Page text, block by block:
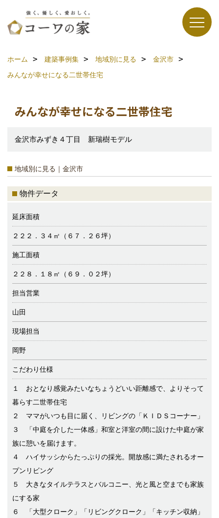
ホーム 建築事例集 地域別に見る
金沢市
みんなが幸せになる二世帯住宅
みんなが幸せになる二世帯住宅
金沢市みずき４丁目 新瑞樹モデル
地域別に見る｜金沢市
物件データ
延床面積
２２２．３４㎡（６７．２６坪）
施工面積
２２８．１８㎡（６９．０２坪）
担当営業
山田
現場担当
岡野
こだわり仕様
１ おとなり感覚みたいなちょうどいい距離感で、よりそって
暮らす二世帯住宅
２ ママがいつも目に届く、リビングの「ＫＩＤＳコーナー」
３ 「中庭を介した一体感」和室と洋室の間に設けた中庭が家
族に憩いを届けます。
４ ハイサッシからたっぷりの採光。開放感に満たされるオー
プンリビング
５ 大きなタイルテラスとバルコニー、光と風と空までも家族
にする家
６ 「大型クローク」「リビングクローク」「キッチン収納」